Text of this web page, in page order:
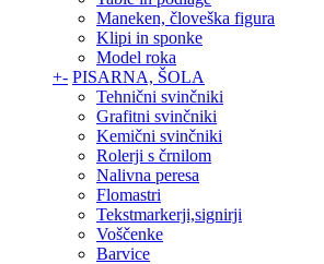
Maneken, človeška figura
Klipi in sponke
Model roka
+- PISARNA, ŠOLA
Tehnični svinčniki
Grafitni svinčniki
Kemični svinčniki
Rolerji s črnilom
Nalivna peresa
Flomastri
Tekstmarkerji,signirji
Voščenke
Barvice